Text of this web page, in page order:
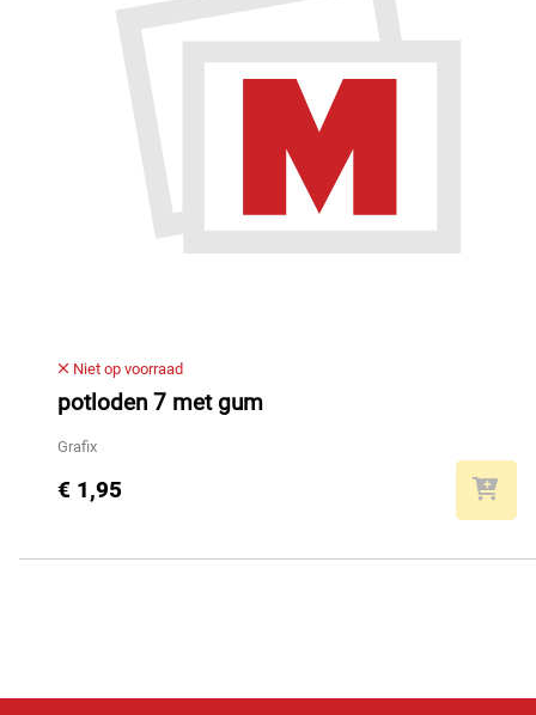
Niet op voorraad
potloden 7 met gum
Grafix
€ 1,95